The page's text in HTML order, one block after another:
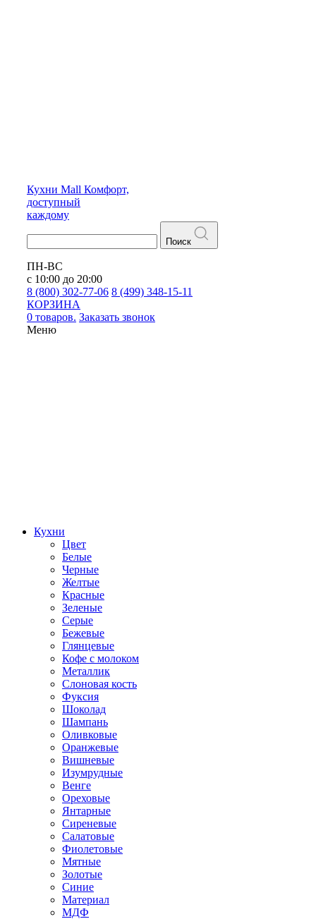
Кухни Mall Комфорт,
доступный
каждому
Поиск
ПН-ВС
с 10:00 до 20:00
8 (800) 302-77-06 8 (499) 348-15-11
КОРЗИНА
0 товаров. Заказать звонок
Меню
Кухни
Цвет
Белые
Черные
Желтые
Красные
Зеленые
Серые
Бежевые
Глянцевые
Кофе с молоком
Металлик
Слоновая кость
Фуксия
Шоколад
Шампань
Оливковые
Оранжевые
Вишневые
Изумрудные
Венге
Ореховые
Янтарные
Сиреневые
Салатовые
Фиолетовые
Мятные
Золотые
Синие
Материал
МДФ